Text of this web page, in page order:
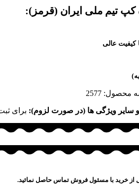
کپ تیم ملی ایران (قرمز):
عالی
محصول: 2577
و سایر ویژگی ها (در صورت لزوم): برای
از خرید با مسئول فروش تماس حاصل نمائید.